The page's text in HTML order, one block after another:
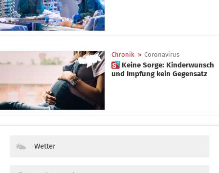
Chronik » Coronavirus
 Keine Sorge: Kinderwunsch
und Impfung kein Gegensatz
Wetter